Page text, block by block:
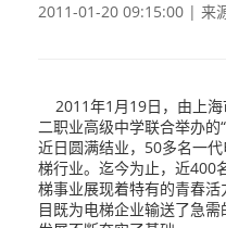
2011-01-20 09:15:00 | 来
2011年1月19日，由上海
二职业高级中学联合举办的
近日圆满结业，50多名一
梯行业。迄今为止，近400
梯事业展现着特有的青春活
目既为电梯企业输送了急